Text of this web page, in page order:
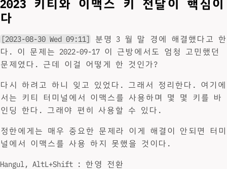
2023 키티와 이맥스 키 전달이 핵심이
다
[2023-08-30 Wed 09:11]
분명 3 월 말 경에 해결했다고 한
다. 이 문제는 2022-09-17 이 근방에서도 엄청 고민했던
문제였다. 근데 이걸 어떻게 한 것인가?
다시 하려고 하니 잊고 있었다. 그래서 정리한다. 여기에
서는 키티 터미널에서 이맥스를 사용하며 몇 몇 키를 바
인딩 한다. 그래야 편히 사용할 수 있다.
정한에게는 매우 중요한 문제라 이게 해결이 안되면 터미
널에서 이맥스를 사용 하지 못했을 것이다.
Hangul, AltL+Shift : 한영 전환